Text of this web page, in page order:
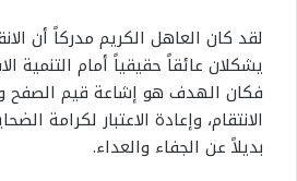
لقد كان العاهل الكريم مدركاً أن
يشكلان عائقاً حقيقياً أمام التنمية
فكان الهدف هو إشاعة قيم الصفح
الانتقام، وإعادة الاعتبار لكرامة
بديلاً عن الجفاء والعداء.